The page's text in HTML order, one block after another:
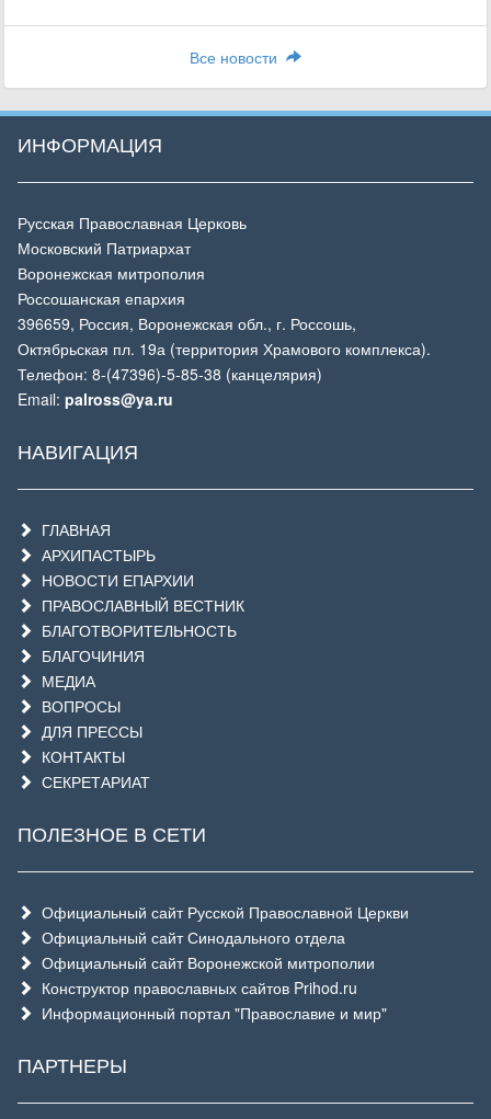
Все новости
ИНФОРМАЦИЯ
Русская Православная Церковь
Московский Патриархат
Воронежская митрополия
Россошанская епархия
396659, Россия, Воронежская обл., г. Россошь,
Октябрьская пл. 19а (территория Храмового комплекса).
Телефон: 8-(47396)-5-85-38 (канцелярия)
Email: palross@ya.ru
НАВИГАЦИЯ
ГЛАВНАЯ
АРХИПАСТЫРЬ
НОВОСТИ ЕПАРХИИ
ПРАВОСЛАВНЫЙ ВЕСТНИК
БЛАГОТВОРИТЕЛЬНОСТЬ
БЛАГОЧИНИЯ
МЕДИА
ВОПРОСЫ
ДЛЯ ПРЕССЫ
КОНТАКТЫ
СЕКРЕТАРИАТ
ПОЛЕЗНОЕ В СЕТИ
Официальный сайт Русской Православной Церкви
Официальный сайт Синодального отдела
Официальный сайт Воронежской митрополии
Конструктор православных сайтов Prihod.ru
Информационный портал "Православие и мир"
ПАРТНЕРЫ